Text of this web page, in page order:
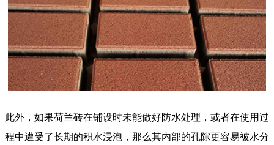
此外，如果荷兰砖在铺设时未能做好防水处理，或者在使用过
程中遭受了长期的积水浸泡，那么其内部的孔隙更容易被水分